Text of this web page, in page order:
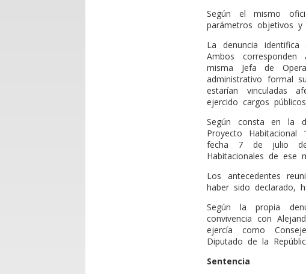
Según el mismo
parámetros objetivos y
La denuncia
Ambos
misma Jefa de
administrativo formal
estarían vinculadas
ejercido cargos
Según consta en la
Proyecto Habitacional
fecha 7 de julio
Habitacionales de ese
Los antecedentes
haber sido declarado,
Según la propia
convivencia con
ejercía como
Diputado de la
Sentencia